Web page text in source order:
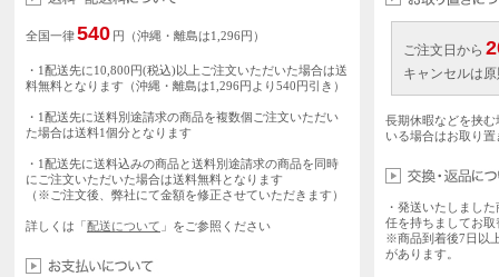
全国一律540 円（沖縄・離島は1,296円）
・1配送先に10,800円(税込)以上ご注文いただいた場合は送
料無料となります（沖縄・離島は1,296円より540円引き）
・1配送先に送料別途請求の商品を複数個ご注文いただい
た場合は送料1個分となります
・1配送先に送料込みの商品と送料別途請求の商品を同時
にご注文いただいた場合は送料無料となります
（※ご注文後、弊社にて金額を修正させていただきます）
詳しくは「配送について 」をご参照ください
ご注文日から
キャンセルは
長期休暇などを挟
いる場合はお取り
・発送いたしまし
任を持ちましてお
※商品到着後7日以
があります。